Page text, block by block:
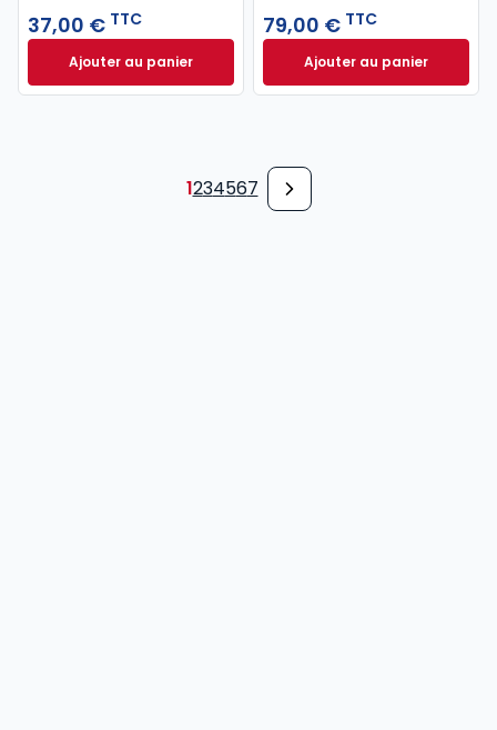
37,00 € TTC
Ajouter au panierCode pénal 2027 annoté. Édition limitée à 37,00 €
79,00 € TTC
Ajouter au panier
Code de
1234567